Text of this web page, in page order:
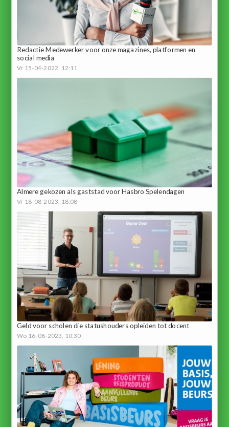
Redactie Medewerker voor onze magazines, platformen en
social media
Vr 15-04-2022, 12:11
Almere gekozen als gaststad voor Hasbro Spelendagen
Vr 18-08-2023, 18:08
Geld voor scholen die statushouders opleiden tot docent
Wo 16-08-2023, 10:30